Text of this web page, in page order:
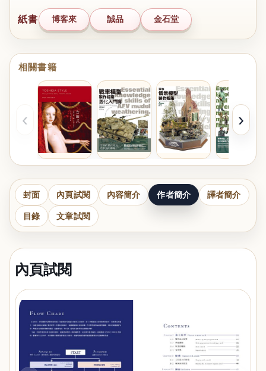
紙書 博客來 誠品 金石堂
相關書籍
‹ ›
封面 內頁試閱 內容簡介 作者簡介 譯者簡介
目錄 文章試閱
內頁試閱